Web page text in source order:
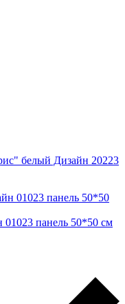
белый Дизайн 20223
01023 панель 50*50 см